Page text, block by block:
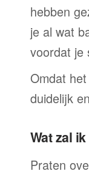
hebben
je al wat
voordat je
Omdat
duidelijk
Wat zal
Praten